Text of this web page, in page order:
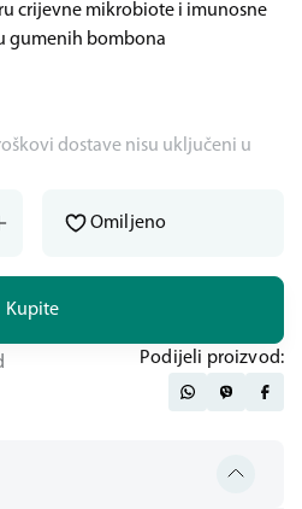
crijevne mikrobiote i imunosne
gumenih bombona
dostave nisu uključeni u
Kupite
Omiljeno
Podijeli proizvod: